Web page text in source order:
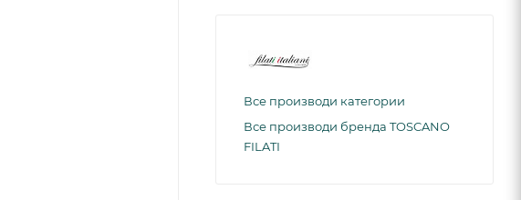
Все производи категории
Все производи бренда TOSCANO
FILATI